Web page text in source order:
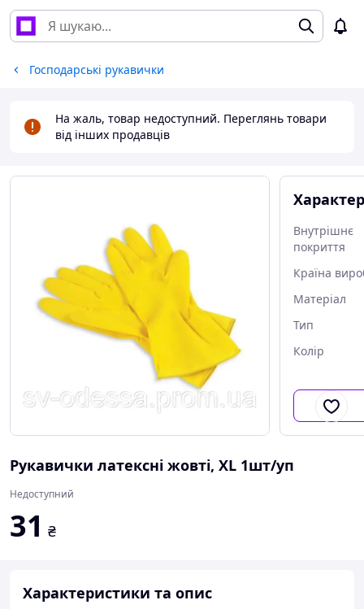
Господарські рукавички
На жаль, товар недоступний. Переглянь товари
від інших продавців
Внутрішнє
покриття
Країна
Матеріал
Тип
Колір
Рукавички латексні жовті, ХL 1шт/уп
Недоступний
31 ₴
Характеристики та опис